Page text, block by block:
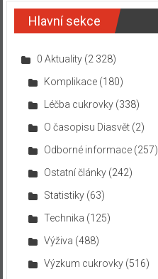
Hlavní sekce
0 Aktuality(2 328)
Komplikace(180)
Léčba cukrovky(338)
O časopisu Diasvět(2)
Odborné informace(257)
Ostatní články(242)
Statistiky(63)
Technika (125)
Výživa (488)
Výzkum cukrovky(516)